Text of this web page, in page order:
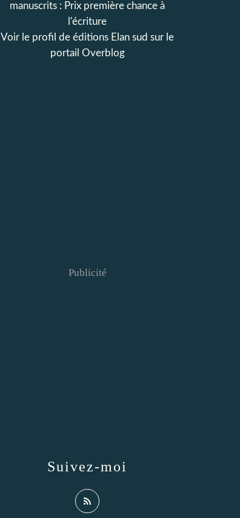
manuscrits : Prix première chance à
l'écriture
Voir le profil de éditions Elan sud sur le
portail Overblog
Suivez-moi
Publicité